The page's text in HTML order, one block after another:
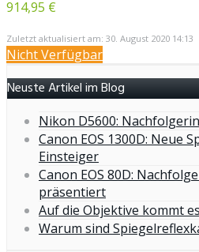
914,95 €
Zuletzt aktualisiert am: 30. August 2020 14:13
Nicht Verfügbar
Neuste Artikel im Blog
Nikon D5600:
Canon EOS 1300D: Neue
Einsteiger
Canon EOS 80D:
präsentiert
Auf die Objektive kommt
Warum sind